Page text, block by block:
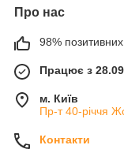
Про нас
98% позитивних
Працює з
м. Київ
Пр-т 40-річчя
Контакти